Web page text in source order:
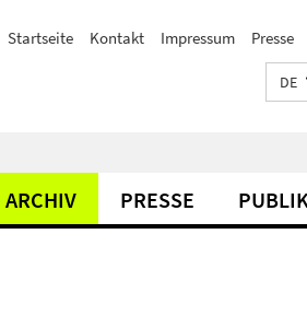
Startseite Kontakt Impressum Presse
DE
ARCHIV PRESSE